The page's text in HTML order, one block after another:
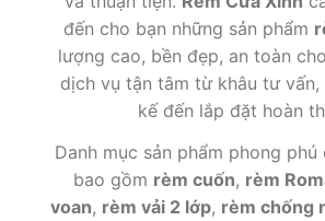
đến cho bạn những sản phẩm
lượng cao, bền đẹp, an toàn
dịch vụ tận tâm từ khâu tư
kế đến lắp đặt hoàn
Danh mục sản phẩm phong
bao gồm rèm cuốn, rèm
voan, rèm vải 2 lớp, rèm chống